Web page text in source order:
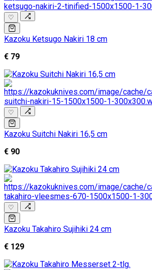
♡
Kazoku Ketsugo Nakiri 18 cm
€ 79
♡
Kazoku Suitchi Nakiri 16,5 cm
€ 90
♡
Kazoku Takahiro Sujihiki 24 cm
€ 129